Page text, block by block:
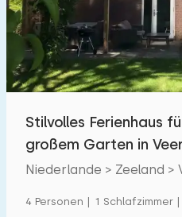
Schwimmbad
Eingezäunter Garten
Haustierfrei
Ladestation Auto
Stilvolles Ferienhaus
großem Garten in
Niederlande > Zeeland >
4 Personen | 1 Schlafzimmer